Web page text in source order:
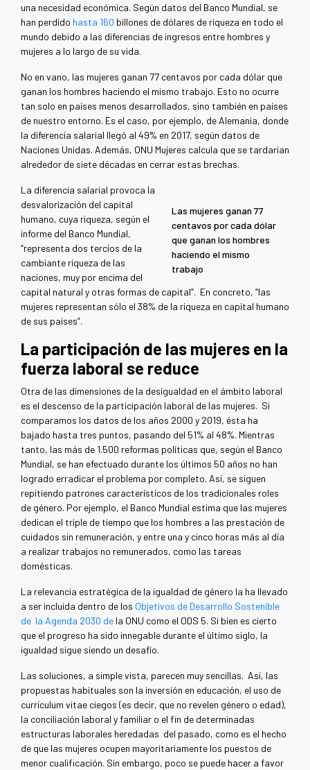
una necesidad económica. Según datos del Banco Mundial, se
han perdido hasta 160 billones de dólares de riqueza en todo el
mundo debido a las diferencias de ingresos entre hombres y
mujeres a lo largo de su vida.
No en vano, las mujeres ganan 77 centavos por cada dólar que
ganan los hombres haciendo el mismo trabajo. Esto no ocurre
tan solo en países menos desarrollados, sino también en países
de nuestro entorno. Es el caso, por ejemplo, de Alemania, donde
la diferencia salarial llegó al 49% en 2017, según datos de
Naciones Unidas. Además, ONU Mujeres calcula que se tardarían
alrededor de siete décadas en cerrar estas brechas.
Las mujeres ganan 77
centavos por cada dólar
que ganan los hombres
haciendo el mismo
trabajo
La diferencia salarial provoca la
desvalorización del capital
humano, cuya riqueza, según el
informe del Banco Mundial,
“representa dos tercios de la
cambiante riqueza de las
naciones, muy por encima del
capital natural y otras formas de capital”. En concreto, “las
mujeres representan sólo el 38% de la riqueza en capital humano
de sus países”.
La participación de las mujeres en la
fuerza laboral se reduce
Otra de las dimensiones de la desigualdad en el ámbito laboral
es el descenso de la participación laboral de las mujeres. Si
comparamos los datos de los años 2000 y 2019, ésta ha
bajado hasta tres puntos, pasando del 51% al 48%. Mientras
tanto, las más de 1.500 reformas políticas que, según el Banco
Mundial, se han efectuado durante los últimos 50 años no han
logrado erradicar el problema por completo. Así, se siguen
repitiendo patrones característicos de los tradicionales roles
de género. Por ejemplo, el Banco Mundial estima que las mujeres
dedican el triple de tiempo que los hombres a las prestación de
cuidados sin remuneración, y entre una y cinco horas más al día
a realizar trabajos no remunerados, como las tareas
domésticas.
La relevancia estratégica de la igualdad de género la ha llevado
a ser incluida dentro de los Objetivos de Desarrollo Sostenible
de la Agenda 2030 de la ONU como el ODS 5. Si bien es cierto
que el progreso ha sido innegable durante el último siglo, la
igualdad sigue siendo un desafío.
Las soluciones, a simple vista, parecen muy sencillas. Así, las
propuestas habituales son la inversión en educación, el uso de
currículum vitae ciegos (es decir, que no revelen género o edad),
la conciliación laboral y familiar o el fin de determinadas
estructuras laborales heredadas del pasado, como es el hecho
de que las mujeres ocupen mayoritariamente los puestos de
menor cualificación. Sin embargo, poco se puede hacer a favor